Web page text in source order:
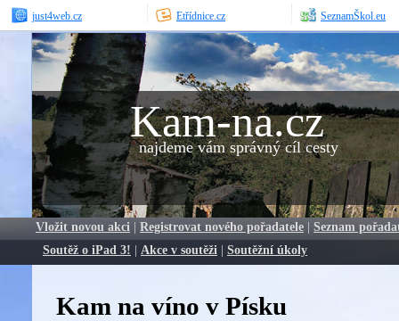
just4web.cz Etřídnice.cz SeznamŠkol.eu
Kam-na.cz
najdeme vám správný cíl cesty
Vložit novou akci | Registrovat nového pořadatele | Seznam
Soutěž o iPad 3! | Akce v soutěži | Soutěžní úkoly
Kam na víno v Písku